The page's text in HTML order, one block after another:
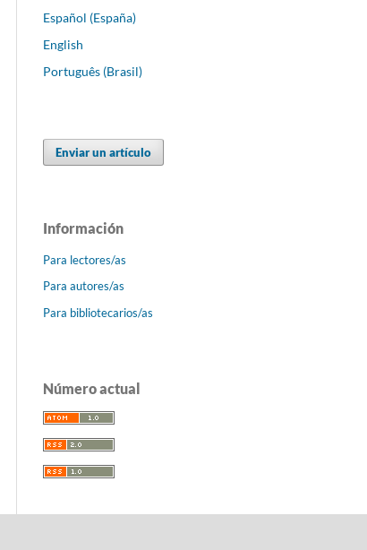
Español (España)
English
Português (Brasil)
Enviar un artículo
Información
Para lectores/as
Para autores/as
Para bibliotecarios/as
Número actual